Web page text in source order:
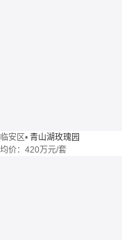
临安区• 青山湖玫瑰园
均价： 420万元/套